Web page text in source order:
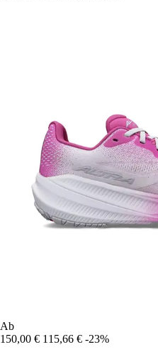
Ab
150,00 € 115,66 € -23%